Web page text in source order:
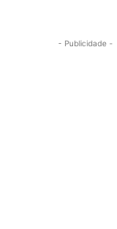
- Publicidade -